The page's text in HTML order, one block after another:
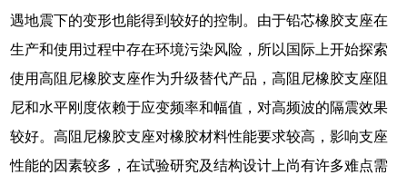
遇地震下的变形也能得到较好的控制。由于铅芯橡胶支座在
生产和使用过程中存在环境污染风险，所以国际上开始探索
使用高阻尼橡胶支座作为升级替代产品，高阻尼橡胶支座阻
尼和水平刚度依赖于应变频率和幅值，对高频波的隔震效果
较好。高阻尼橡胶支座对橡胶材料性能要求较高，影响支座
性能的因素较多，在试验研究及结构设计上尚有许多难点需